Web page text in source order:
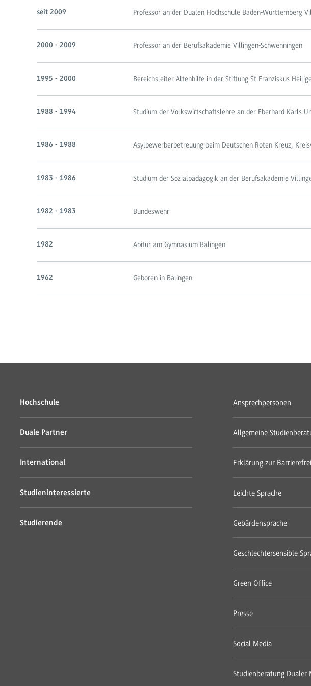
seit 2009 Professor an der Dualen Hochschule Baden-Württemberg
2000 - 2009 Professor an der Berufsakademie Villingen-Schwenningen
1995 - 2000 Bereichsleiter Altenhilfe in der Stiftung St.Franziskus
1988 - 1994 Studium der Volkswirtschaftslehre an der Eberhard-Karls-
1986 - 1988 Asylbewerberbetreuung beim Deutschen Roten Kreuz,
1983 - 1986 Studium der Sozialpädagogik an der Berufsakademie
1982 - 1983 Bundeswehr
1982 Abitur am Gymnasium Balingen
1962 Geboren in Balingen
Hochschule
Duale Partner
International
Studieninteressierte
Studierende
Ansprechpersonen
Allgemeine
Erklärung zur
Leichte Sprache
Gebärdensprache
Geschlechtersensible
Green Office
Presse
Social Media
Studienberatung Dualer